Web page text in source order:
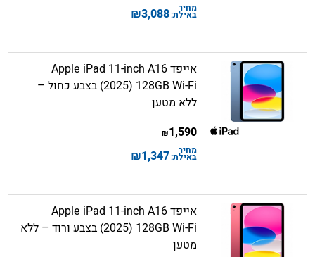
מחיר
באילת:3,088
₪
אייפד Apple iPad 11-inch A16
(2025) 128GB Wi-Fi בצבע כחול –
ללא מטען
1,590
₪
מחיר
באילת:1,347
₪
אייפד Apple iPad 11-inch A16
(2025) 128GB Wi-Fi בצבע ורוד – ללא
מטען